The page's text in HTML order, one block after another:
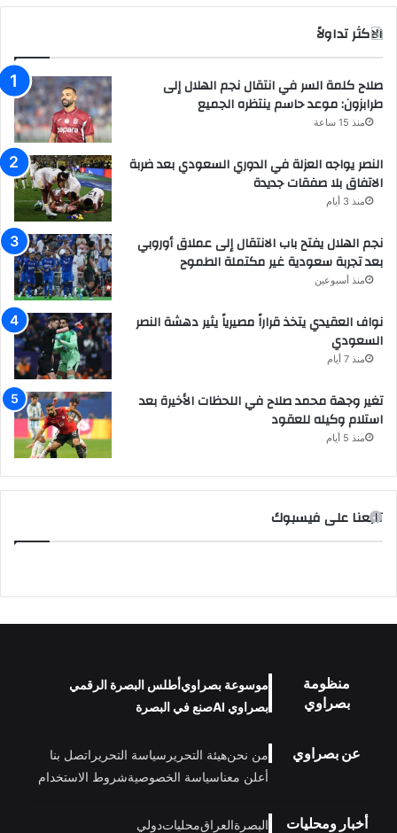
الاكثر تداولاً
صلاح كلمة السر في انتقال نجم الهلال إلى
طرابزون: موعد حاسم ينتظره الجميع
منذ 15 ساعة
النصر يواجه العزلة في الدوري السعودي بعد ضربة
الاتفاق بلا صفقات جديدة
منذ 3 أيام
نجم الهلال يفتح باب الانتقال إلى عملاق أوروبي
بعد تجربة سعودية غير مكتملة الطموح
منذ أسبوعين
نواف العقيدي يتخذ قراراً مصيرياً يثير دهشة النصر
السعودي
منذ 7 أيام
تغير وجهة محمد صلاح في اللحظات الأخيرة بعد
استلام وكيله للعقود
منذ 5 أيام
تابعنا على فيسبوك
منظومة
بصراوي
موسوعة بصراويأطلس البصرة الرقمي
بصراوي AI
صنع في البصرة
عن بصراوي من نحنهيئة التحرير سياسة التحرير اتصل بنا
أعلن معناسياسة الخصوصيةشروط الاستخدام
أخبار ومحليات البصرةالعراقمحلياتدولي